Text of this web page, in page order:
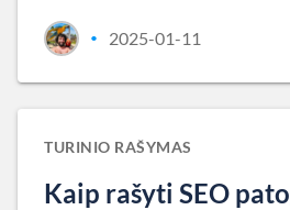
• 2025-01-11
TURINIO RAŠYMAS
Kaip rašyti SEO